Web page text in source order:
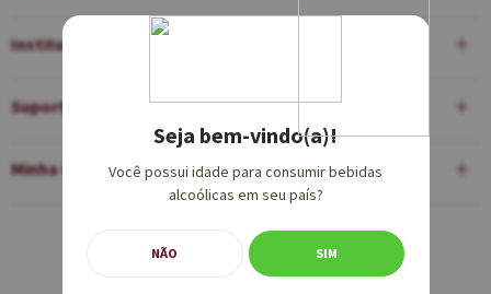
Institucional
Suporte
Minha Conta
Equipe de Vendas:
Seja bem-vindo(a)!
Você possui idade para consumir bebidas
alcoólicas em seu país?
NÃO SIM